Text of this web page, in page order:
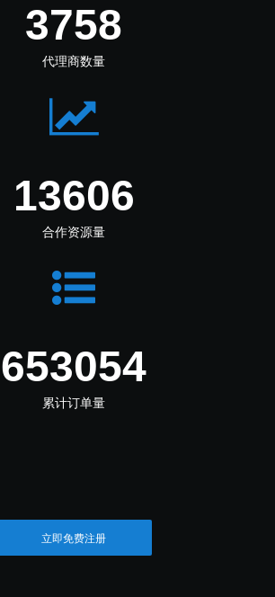
3854
代理商数量
14322
合作资源量
687425
累计订单量
立即免费注册